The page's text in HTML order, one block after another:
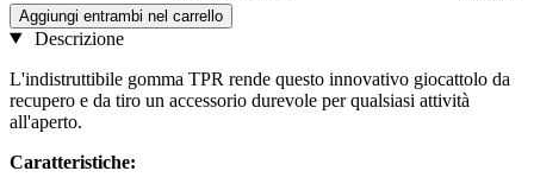
Aggiungi entrambi nel carrello
Descrizione
L'indistruttibile gomma TPR rende questo innovativo giocattolo da
recupero e da tiro un accessorio durevole per qualsiasi attività
all'aperto.
Caratteristiche: